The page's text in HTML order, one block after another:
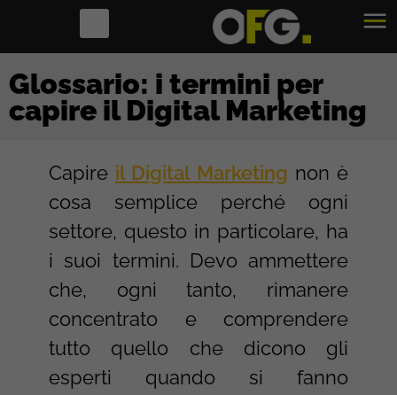
Glossario: i termini per
capire il Digital Marketing
Capire il Digital Marketing non è
cosa semplice perché ogni
settore, questo in particolare, ha
i suoi termini. Devo ammettere
che, ogni tanto, rimanere
concentrato e comprendere
tutto quello che dicono gli
esperti quando si fanno